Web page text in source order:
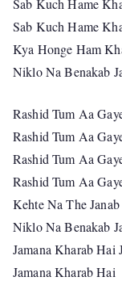
Sab Kuch Hame
Sab Kuch Hame
Kya Honge Ham
Niklo Na Benakab
Rashid Tum Aa
Rashid Tum Aa
Rashid Tum Aa
Rashid Tum Aa
Kehte Na The
Niklo Na Benakab
Jamana Kharab Hai
Jamana Kharab Hai